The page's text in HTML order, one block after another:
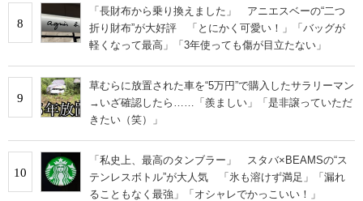
8
「長財布から乗り換えました」 アニエスベーの“二つ
折り財布”が大好評 「とにかく可愛い！」「バッグが
軽くなって最高」「3年使っても傷が目立たない」
9
草むらに放置された車を“5万円”で購入したサラリーマン
→いざ確認したら……「羨ましい」「是非譲っていただ
きたい（笑）」
10
「私史上、最高のタンブラー」 スタバ×BEAMSの“ス
テンレスボトル”が大人気 「氷も溶けず満足」「漏れ
ることもなく最強」「オシャレでかっこいい！」